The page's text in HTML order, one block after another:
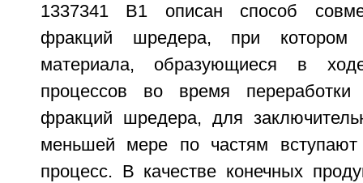
1337341 В1 описан способ
фракций шредера, при котором
материала, образующиеся в
процессов во время
фракций шредера, для
меньшей мере по частям
процесс. В качестве конечных